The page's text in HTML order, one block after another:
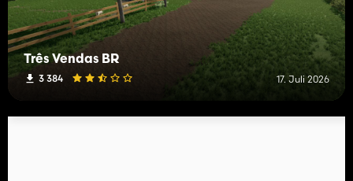
Três Vendas BR
3 384 17. Juli 2026